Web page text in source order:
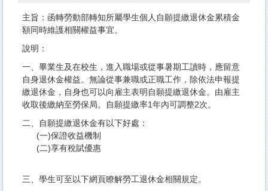
主旨：函轉勞動部轉知所屬學生個人自願提繳退休金累積金
額同時維護相關權益事宜。
說明：
一、畢業生及在校生，進入職場或從事暑期工讀時，應留意
自身退休金權益。無論從事兼職或正職工作，除依法申報提
繳退休金，自身也可以向雇主表明自願提繳退休金。由雇主
收取後繳納至勞保局。自願提繳率1年內可調整2次。
二、自願提繳退休金有以下好處：
(一)保證收益機制
(二)享有稅賦優惠
三、學生可至以下網頁瞭解勞工退休金相關規定。